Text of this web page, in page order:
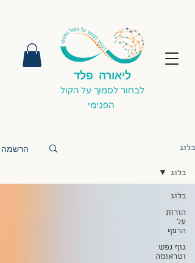
ליאורה פלד
לבחור לסמוך על הקול
בלוג הרשמה
בלוג
הורות
על
הרצף
גוף נפש
וטראומה
בלוג